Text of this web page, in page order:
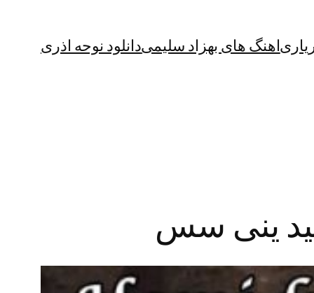
اهنگ های بهزاد سلیمیدانلود نوحه اذری
ینی سس